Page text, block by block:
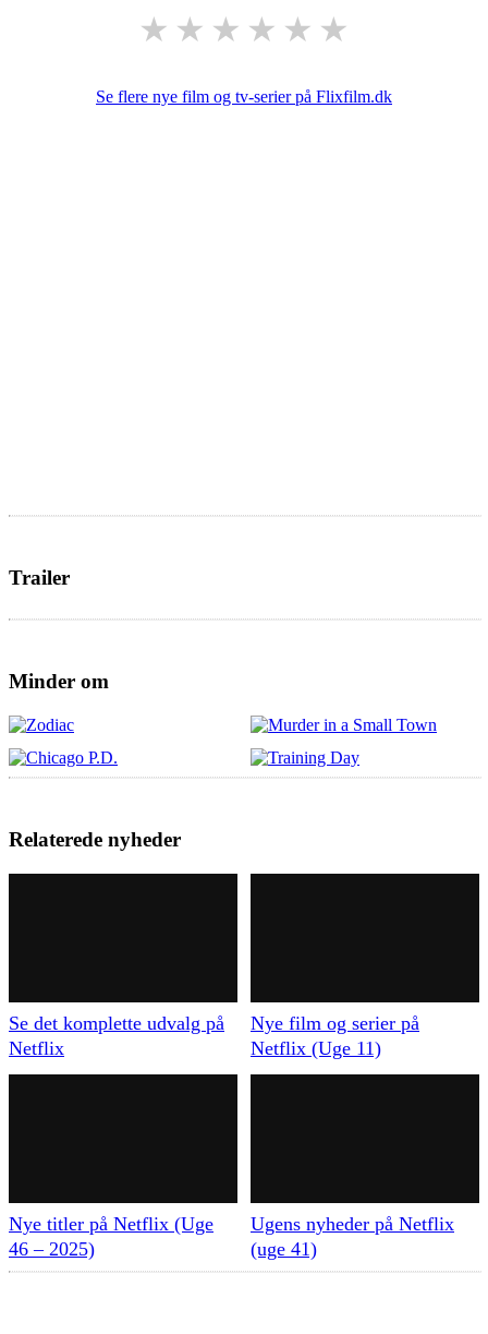
★ ★ ★ ★ ★ ★
Se flere nye film og tv-serier på Flixfilm.dk
Trailer
Minder om
Relaterede nyheder
Se det komplette udvalg på
Netflix
Nye film og serier på
Netflix (Uge 11)
Nye titler på Netflix (Uge
46 – 2025)
Ugens nyheder på Netflix
(uge 41)